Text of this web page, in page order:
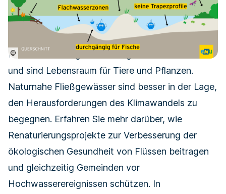
©
Naturnahe Fließgewässer regulieren sich selbst
und sind Lebensraum für Tiere und Pflanzen.
Naturnahe Fließgewässer sind besser in der Lage,
den Herausforderungen des Klimawandels zu
begegnen. Erfahren Sie mehr darüber, wie
Renaturierungsprojekte zur Verbesserung der
ökologischen Gesundheit von Flüssen beitragen
und gleichzeitig Gemeinden vor
Hochwasserereignissen schützen. In